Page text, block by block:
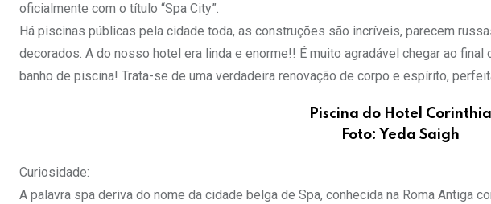
oficialmente com o título “Spa City”.
Há piscinas públicas pela cidade toda, as construções são incríveis, parecem
decorados. A do nosso hotel era linda e enorme!! É muito agradável chegar ao final
banho de piscina! Trata-se de uma verdadeira renovação de corpo e espírito,
Piscina do Hotel Corinthia
Foto: Yeda Saigh
Curiosidade:
A palavra spa deriva do nome da cidade belga de Spa, conhecida na Roma Antiga